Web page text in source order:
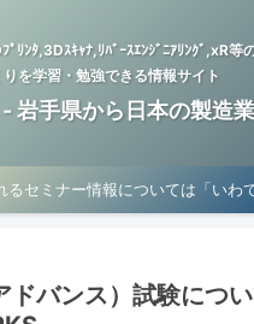
ﾘﾝﾀ,3Dｽｷｬﾅ,ﾘﾊﾞｰｽｴﾝｼﾞﾆｱﾘﾝｸﾞ,xR等
りを学習・勉強できる情報サイト
手県から日本の製造
るセミナー情報については「いわ
ドバンス）試験につ